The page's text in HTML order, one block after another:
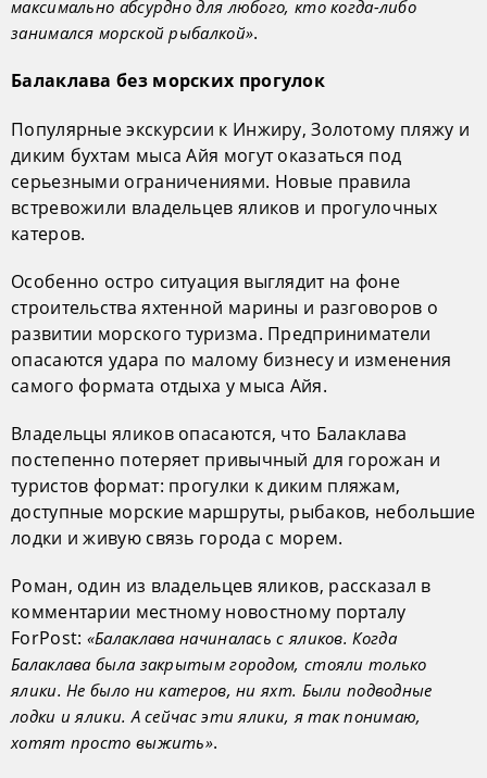
максимально абсурдно для любого, кто когда-либо
занимался морской рыбалкой».
Балаклава без морских прогулок
Популярные экскурсии к Инжиру, Золотому пляжу и
диким бухтам мыса Айя могут оказаться под
серьезными ограничениями. Новые правила
встревожили владельцев яликов и прогулочных
катеров.
Особенно остро ситуация выглядит на фоне
строительства яхтенной марины и разговоров о
развитии морского туризма. Предприниматели
опасаются удара по малому бизнесу и изменения
самого формата отдыха у мыса Айя.
Владельцы яликов опасаются, что Балаклава
постепенно потеряет привычный для горожан и
туристов формат: прогулки к диким пляжам,
доступные морские маршруты, рыбаков, небольшие
лодки и живую связь города с морем.
Роман, один из владельцев яликов, рассказал в
комментарии местному новостному порталу
ForPost: «Балаклава начиналась с яликов. Когда
Балаклава была закрытым городом, стояли только
ялики. Не было ни катеров, ни яхт. Были подводные
лодки и ялики. А сейчас эти ялики, я так понимаю,
хотят просто выжить».